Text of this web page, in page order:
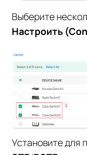
Выберите
Настроить
Установите для